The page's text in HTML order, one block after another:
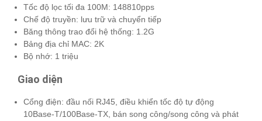
Tốc độ lọc tối đa 100M: 148810pps
Chế độ truyền: lưu trữ và chuyển tiếp
Băng thông trao đổi hệ thống: 1.2G
Bảng địa chỉ MAC: 2K
Bộ nhớ: 1 triệu
Giao diện
Cổng điện: đầu nối RJ45, điều khiển tốc độ tự động
10Base-T/100Base-TX, bán song công/song công và phát